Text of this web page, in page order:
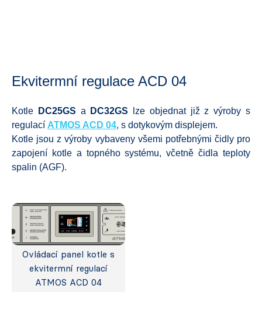
Ekvitermní regulace ACD 04
Kotle DC25GS a DC32GS lze objednat již z výroby s
regulací ATMOS ACD 04, s dotykovým displejem.
Kotle jsou z výroby vybaveny všemi potřebnými čidly pro
zapojení kotle a topného systému, včetně čidla teploty
spalin (AGF).
Ovládací panel kotle s
ekvitermní regulací
ATMOS ACD 04